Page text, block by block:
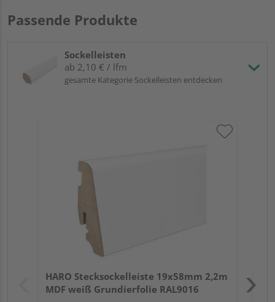
Passende Produkte
Sockelleisten
ab 2,10 € / lfm
gesamte Kategorie Sockelleisten entdecken
HARO Stecksockelleiste 19x58mm 2,2m
MDF weiß Grundierfolie RAL9016